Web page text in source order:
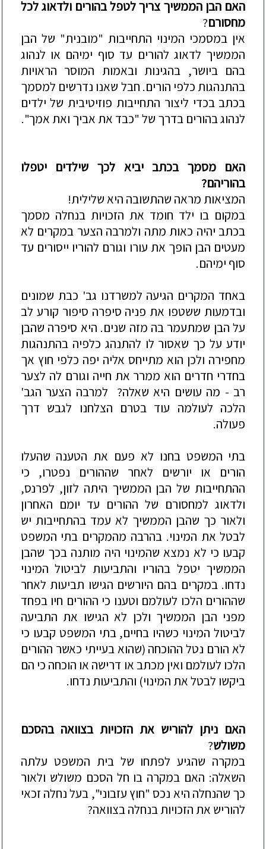
האם הבן הממשיך צריך לטפל בהורים ולדאוג לכל
מחסורם?
אין במסמכי המינוי התחייבות "מובנית" של הבן
הממשיך לדאוג להורים עד סוף ימיהם או לנהוג
בהם ביושר, בהגינות ובאמות המוסר הראויות
בהתנהגות כלפי הורים. חבל שאנו נדרשים למסמך
בכתב בכדי ליצור התחייבות פוזיטיבית של ילדים
לנהוג בהורים בדרך של "כבד את אביך ואת אמך".
האם מסמך בכתב יביא לכך שילדים יטפלו
בהוריהם?
המציאות מראה שהתשובה היא שלילית!
במקום בו ילד חומד את הזכויות בנחלה מסמך
בכתב יהיה כאות מתה ולמרבה הצער במקרים לא
מעטים הבן הופך את עורו וגורם להוריו ייסורים עד
סוף ימיהם.
באחד המקרים הגיעה למשרדנו גב' כבת שמונים
ובדמעות ששטפו את פניה סיפרה סיפור קורע לב
על הבן שמתעמר בה מזה שנים. היא סיפרה שהבן
יודע על כך שאסור לו להתנהג כלפיה בהתנהגות
מחפירה ולכן הוא מתייחס אליה יפה כלפי חוץ אך
בחדרי חדרים הוא ממרר את חייה וגורם לה לצער
רב - מה עושים היא שאלה? למרבה הצער הגב'
הלכה לעולמה עוד בטרם הצלחנו לגבש דרך
פעולה.
בתי המשפט בחנו לא פעם את הטענה שהעלו
הורים או יורשים לאחר שההורים נפטרו, כי
ההתחייבות של הבן הממשיך היתה לזון, לפרנס,
ולדאוג למחסורם של ההורים עד יומם האחרון
ולאור כך שהבן הממשיך לא עמד בהתחייבות יש
לבטל את המינוי. בהרבה מהמקרים בתי המשפט
קבעו כי לא נמצא שהמינוי היה מותנה בכך שהבן
הממשיך יטפל בהוריו והתביעות לביטול המינוי
נדחו. במקרים בהם היורשים הגישו תביעות לאחר
שההורים הלכו לעולמם וטענו כי ההורים חיו בפחד
מפני הבן הממשיך ולכן לא הגישו את התביעה
לביטול המינוי כשהיו בחיים, בתי המשפט קבעו כי
לא הורם נטל ההוכחה (שהוא בעייתי כאשר ההורים
הלכו לעולמם ואין מכתב או דרישה או הוכחה כי הם
ביקשו לבטל את המינוי) והתביעות נדחו.
האם ניתן להוריש את הזכויות בצוואה בהסכם
משולש?
במקרה שהגיע לפתחו של בית המשפט עלתה
השאלה: האם במקרה בו חל הסכם משולש ולאור
כך שהנחלה היא נכס "חוץ עזבוני", בעל נחלה זכאי
להוריש את הזכויות בנחלה בצוואה?